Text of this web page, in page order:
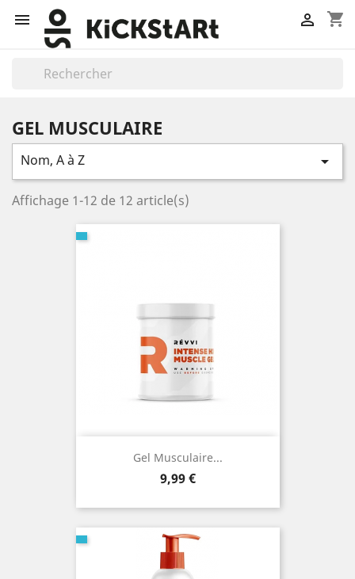
 shopping_cart

GEL MUSCULAIRE
Nom, A à Z 
Affichage 1-12 de 12 article(s)
Gel Musculaire...
Prix
9,99 €